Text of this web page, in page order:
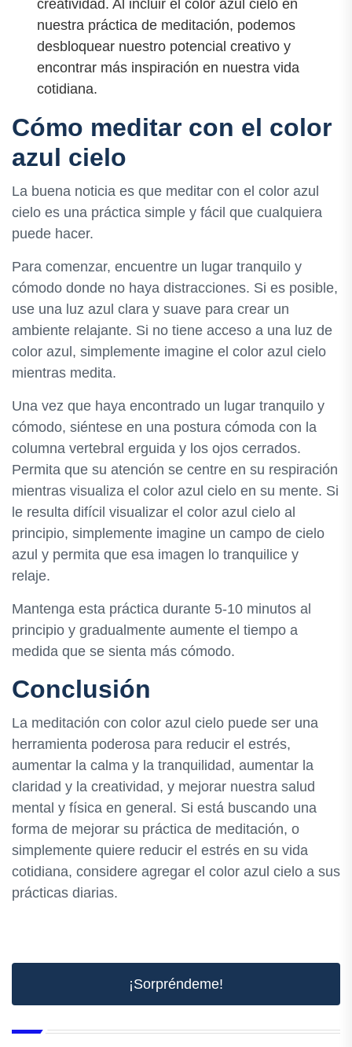
creatividad. Al incluir el color azul cielo en
nuestra práctica de meditación, podemos
desbloquear nuestro potencial creativo y
encontrar más inspiración en nuestra vida
cotidiana.
Cómo meditar con el color
azul cielo
La buena noticia es que meditar con el color azul
cielo es una práctica simple y fácil que cualquiera
puede hacer.
Para comenzar, encuentre un lugar tranquilo y
cómodo donde no haya distracciones. Si es posible,
use una luz azul clara y suave para crear un
ambiente relajante. Si no tiene acceso a una luz de
color azul, simplemente imagine el color azul cielo
mientras medita.
Una vez que haya encontrado un lugar tranquilo y
cómodo, siéntese en una postura cómoda con la
columna vertebral erguida y los ojos cerrados.
Permita que su atención se centre en su respiración
mientras visualiza el color azul cielo en su mente. Si
le resulta difícil visualizar el color azul cielo al
principio, simplemente imagine un campo de cielo
azul y permita que esa imagen lo tranquilice y
relaje.
Mantenga esta práctica durante 5-10 minutos al
principio y gradualmente aumente el tiempo a
medida que se sienta más cómodo.
Conclusión
La meditación con color azul cielo puede ser una
herramienta poderosa para reducir el estrés,
aumentar la calma y la tranquilidad, aumentar la
claridad y la creatividad, y mejorar nuestra salud
mental y física en general. Si está buscando una
forma de mejorar su práctica de meditación, o
simplemente quiere reducir el estrés en su vida
cotidiana, considere agregar el color azul cielo a sus
prácticas diarias.
¡Sorpréndeme!